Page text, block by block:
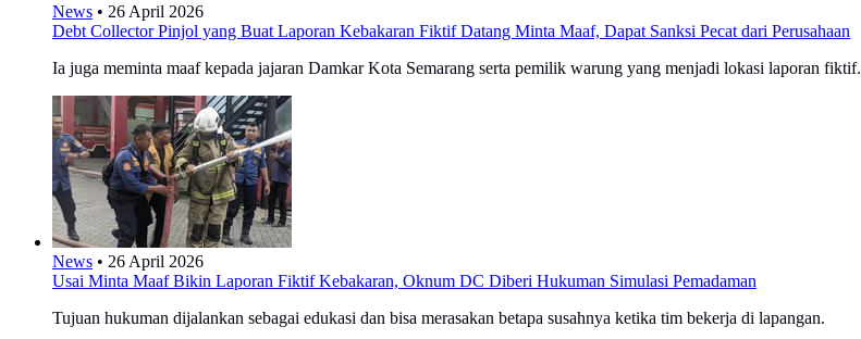
News • 26 April 2026
Debt Collector Pinjol yang Buat Laporan Kebakaran Fiktif Datang Minta Maaf, Dapat Sanksi Pecat dari Perusahaan
Ia juga meminta maaf kepada jajaran Damkar Kota Semarang serta pemilik warung yang menjadi lokasi laporan fiktif.
News • 26 April 2026
Usai Minta Maaf Bikin Laporan Fiktif Kebakaran, Oknum DC Diberi Hukuman Simulasi Pemadaman
Tujuan hukuman dijalankan sebagai edukasi dan bisa merasakan betapa susahnya ketika tim bekerja di lapangan.